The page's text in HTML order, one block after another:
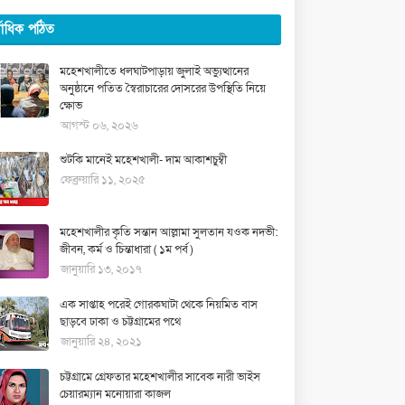
পঠিত
মহেশখালীতে ধলঘাটপাড়ায় জুলাই অভ্যুত্থানের
অনুষ্ঠানে পতিত স্বৈরাচারের দোসরের উপস্থিতি নিয়ে
ক্ষোভ
আগস্ট ০৬, ২০২৬
শুটকি মানেই মহেশখালী- দাম আকাশচুম্বী
ফেব্রুয়ারি ১১, ২০২৫
মহেশখালীর কৃতি সন্তান আল্লামা সুলতান যওক নদভী:
জীবন, কর্ম ও চিন্তাধারা ( ১ম পর্ব )
জানুয়ারি ১৩, ২০১৭
এক সাপ্তাহ পরেই গোরকঘাটা থেকে নিয়মিত বাস
ছাড়বে ঢাকা ও চট্টগ্রামের পথে
জানুয়ারি ২৪, ২০২১
চট্টগ্রামে গ্রেফতার মহেশখালীর সাবেক নারী ভাইস
চেয়ারম্যান মনোয়ারা কাজল